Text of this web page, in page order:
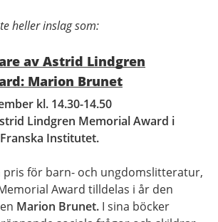
heller inslag som:
av Astrid Lindgren
Marion Brunet
kl. 14.30-14.50
Lindgren Memorial Award i
Institutet.
pris för barn- och ungdomslitteratur,
Award tilldelas i år den
Marion Brunet. I sina böcker